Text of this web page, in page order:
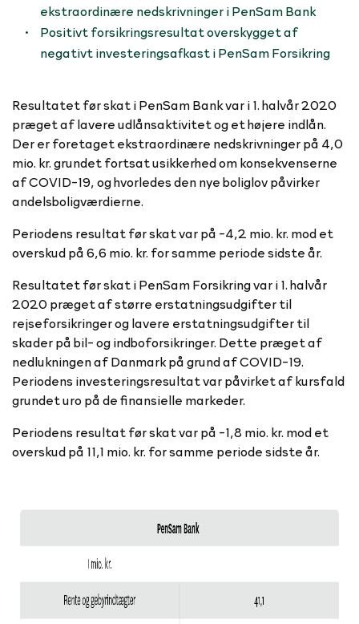
ekstraordinære nedskrivninger i PenSam Bank
Positivt forsikringsresultat overskygget af
negativt investeringsafkast i PenSam Forsikring
Resultatet før skat i PenSam Bank var i 1. halvår 2020
præget af lavere udlånsaktivitet og et højere indlån.
Der er foretaget ekstraordinære nedskrivninger på 4,0
mio. kr. grundet fortsat usikkerhed om konsekvenserne
af COVID-19, og hvorledes den nye boliglov påvirker
andelsboligværdierne.
Periodens resultat før skat var på -4,2 mio. kr. mod et
overskud på 6,6 mio. kr. for samme periode sidste år.
Resultatet før skat i PenSam Forsikring var i 1. halvår
2020 præget af større erstatningsudgifter til
rejseforsikringer og lavere erstatningsudgifter til
skader på bil- og indboforsikringer. Dette præget af
nedlukningen af Danmark på grund af COVID-19.
Periodens investeringsresultat var påvirket af kursfald
grundet uro på de finansielle markeder.
Periodens resultat før skat var på -1,8 mio. kr. mod et
overskud på 11,1 mio. kr. for samme periode sidste år.